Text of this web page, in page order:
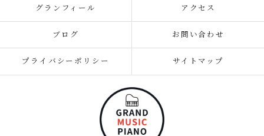
グランフィール アクセス
ブログ お問い合わせ
プライバシーポリシー サイトマップ